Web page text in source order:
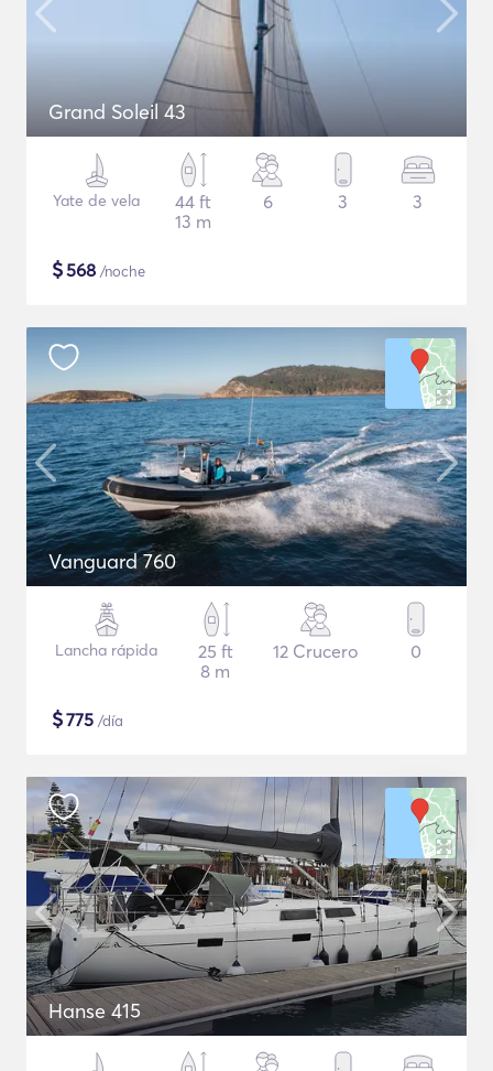
Grand Soleil 43
Yate de vela
44 ft
13 m
6 3 3
$568 /noche
Vanguard 760
Lancha rápida
25 ft
8 m
12 Crucero 0
$775 /día
Hanse 415